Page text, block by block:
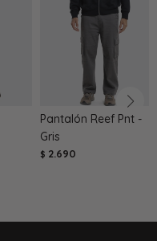
Pantalón Reef Pnt -
Gris
$ 2.690